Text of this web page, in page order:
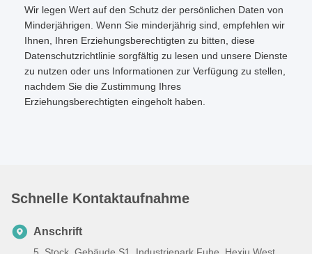
Wir legen Wert auf den Schutz der persönlichen Daten von
Minderjährigen. Wenn Sie minderjährig sind, empfehlen wir
Ihnen, Ihren Erziehungsberechtigten zu bitten, diese
Datenschutzrichtlinie sorgfältig zu lesen und unsere Dienste
zu nutzen oder uns Informationen zur Verfügung zu stellen,
nachdem Sie die Zustimmung Ihres
Erziehungsberechtigten eingeholt haben.
Schnelle Kontaktaufnahme
Anschrift